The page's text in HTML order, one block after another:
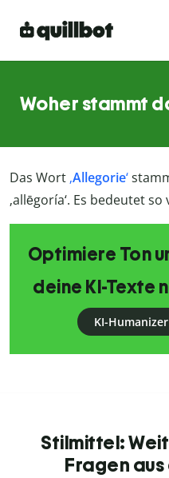
Woher stammt
Das Wort ‚Allegorie‘
‚allēgoría‘. Es bedeutet so
Optimiere Ton
deine KI-Texte
KI-
Stilmittel:
Fragen